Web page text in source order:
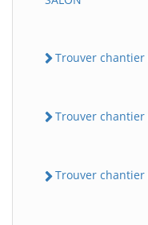
Trouver chantier
Trouver chantier
Trouver chantier